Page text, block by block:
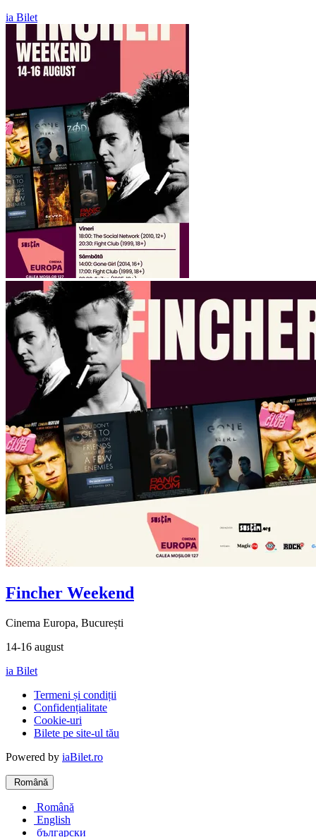
ia Bilet
Fincher Weekend
Cinema Europa, București
14-16 august
ia Bilet
Termeni și condiții
Confidențialitate
Cookie-uri
Bilete pe site-ul tău
Powered by iaBilet.ro
Română
Română
English
български